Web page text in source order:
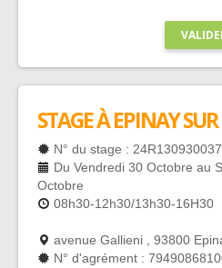
STAGE À EPINAY
N° du stage :
Du Vendredi 30 Octobre au
Octobre
08h30-12h30/13h30-16H30
avenue Gallieni , 93800
N° d'agrément :